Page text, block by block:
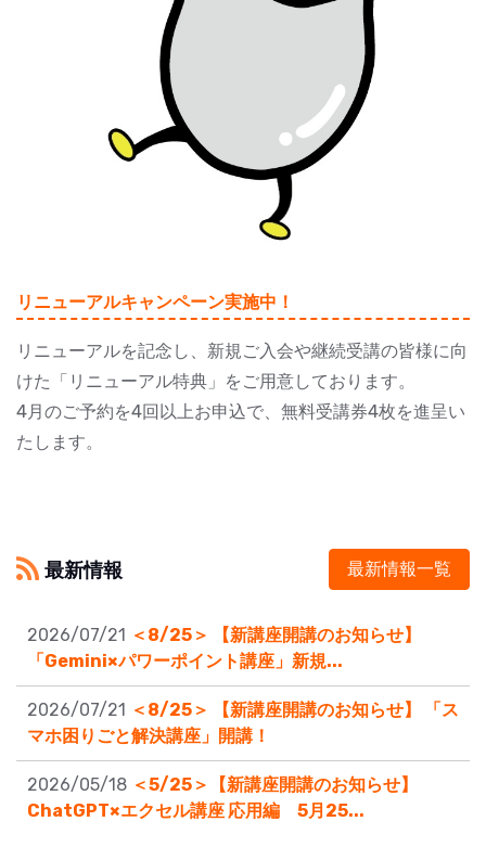
リニューアルキャンペーン実施中！
リニューアルを記念し、新規ご入会や継続受講の皆様に向
けた「リニューアル特典」をご用意しております。
4月のご予約を4回以上お申込で、無料受講券4枚を進呈い
たします。
最新情報 最新情報一覧
2026/07/21 ＜8/25＞ 【新講座開講のお知らせ】
「Gemini×パワーポイント講座」新規...
2026/07/21 ＜8/25＞ 【新講座開講のお知らせ】 「ス
マホ困りごと解決講座」開講！
2026/05/18 ＜5/25＞【新講座開講のお知らせ】
ChatGPT×エクセル講座 応用編 5月25...